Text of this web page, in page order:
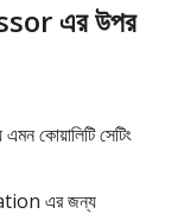
এর উপর
কোয়ালিটি সেটিং
এর জন্য